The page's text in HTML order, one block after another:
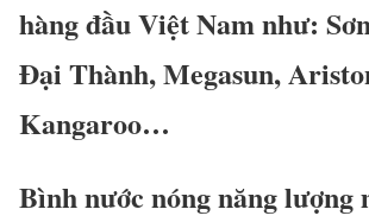
hàng đầu Việt Nam như:
Đại Thành, Megasun,
Kangaroo…
Bình nước nóng năng